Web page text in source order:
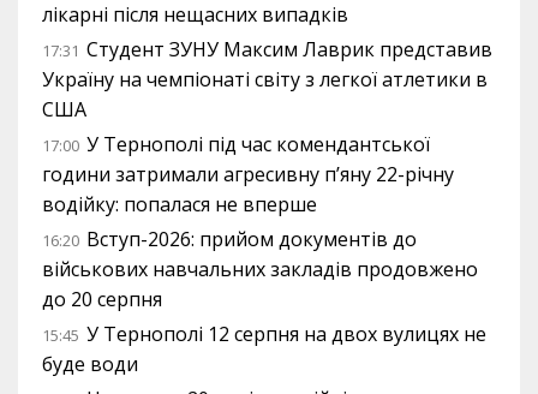
лікарні після нещасних випадків
17:31 Студент ЗУНУ Максим Лаврик представив
Україну на чемпіонаті світу з легкої атлетики в
США
17:00 У Тернополі під час комендантської
години затримали агресивну п’яну 22-річну
водійку: попалася не вперше
16:20 Вступ-2026: прийом документів до
військових навчальних закладів продовжено
до 20 серпня
15:45 У Тернополі 12 серпня на двох вулицях не
буде води